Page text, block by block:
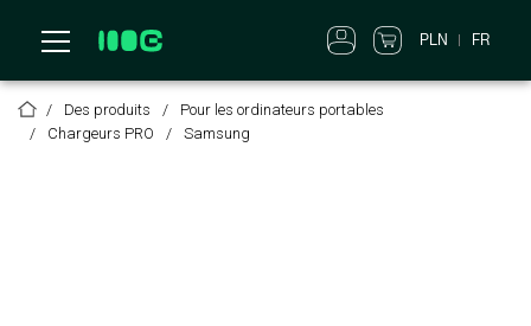
PLN FR
Des produits
Pour les ordinateurs portables
Chargeurs PRO
Samsung